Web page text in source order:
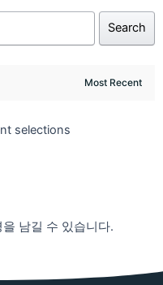
Search
selections
남길 수 있습니다.